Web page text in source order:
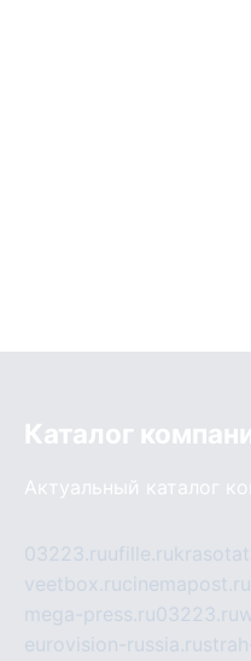
Каталог
Актуальный каталог
03223.ruufille.ru
veetbox.rucinemapost.ru
mega-press.ru03223.ru
eurovision-russia.ru